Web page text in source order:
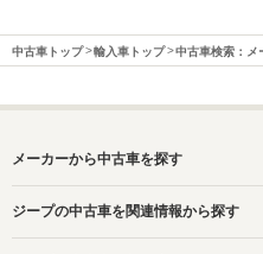
中古車トップ 輸入車トップ 中古車検索：メ
メーカーから中古車を探す
ジープの中古車を関連情報から探す